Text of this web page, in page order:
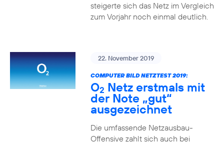
steigerte sich das Netz im Vergleich
zum Vorjahr noch einmal deutlich.
22. November 2019
COMPUTER BILD NETZTEST 2019:
O2 Netz erstmals mit
der Note „gut“
ausgezeichnet
Die umfassende Netzausbau-
Offensive zahlt sich auch bei